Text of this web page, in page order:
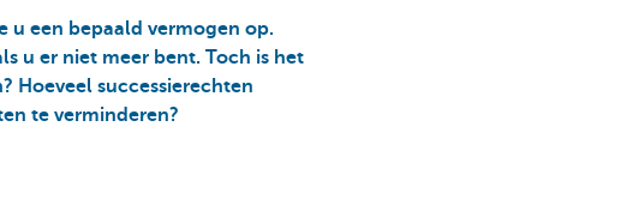
u een bepaald vermogen op.
u er niet meer bent. Toch is het
Hoeveel successierechten
te verminderen?